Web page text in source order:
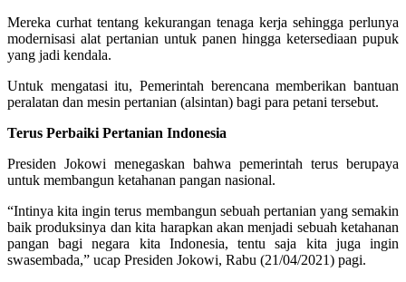
Mereka curhat tentang kekurangan tenaga kerja sehingga perlunya
modernisasi alat pertanian untuk panen hingga ketersediaan pupuk
yang jadi kendala.
Untuk mengatasi itu, Pemerintah berencana memberikan bantuan
peralatan dan mesin pertanian (alsintan) bagi para petani tersebut.
Terus Perbaiki Pertanian Indonesia
Presiden Jokowi menegaskan bahwa pemerintah terus berupaya
untuk membangun ketahanan pangan nasional.
“Intinya kita ingin terus membangun sebuah pertanian yang semakin
baik produksinya dan kita harapkan akan menjadi sebuah ketahanan
pangan bagi negara kita Indonesia, tentu saja kita juga ingin
swasembada,” ucap Presiden Jokowi, Rabu (21/04/2021) pagi.